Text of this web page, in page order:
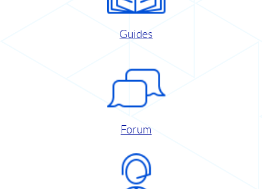
Guides
Forum